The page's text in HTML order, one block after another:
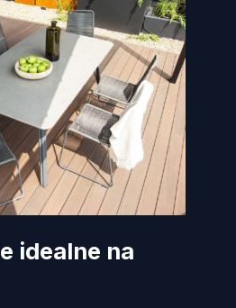
idealne na